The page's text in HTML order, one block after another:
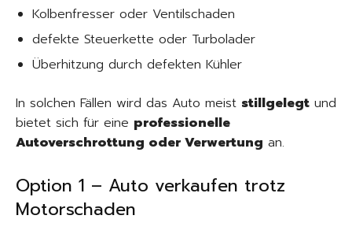
Kolbenfresser oder Ventilschaden
defekte Steuerkette oder Turbolader
Überhitzung durch defekten Kühler
In solchen Fällen wird das Auto meist stillgelegt und
bietet sich für eine professionelle
Autoverschrottung oder Verwertung an.
Option 1 – Auto verkaufen trotz
Motorschaden